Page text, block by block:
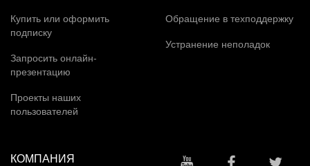
Купить или оформить
подписку
Запросить онлайн-
презентацию
Проекты наших
пользователей
Обращение в техподдержку
Устранение неполадок
КОМПАНИЯ